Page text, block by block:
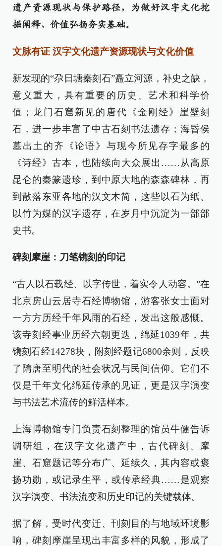
遗产资源现状与保护路径，为做好汉字文化挖
掘阐释、价值弘扬夯实基础。
文脉有证 汉字文化遗产资源现状与文化价值
新发现的“尕日塘秦刻石”矗立河源，补史之缺，
意义重大，具有重要的历史、艺术和科学价
值；龙门石窟新见的唐代《金刚经》崖壁刻
石，进一步丰富了中古石刻书法遗存；海昏侯
墓出土的齐《论语》与现今所见存字最多的
《诗经》古本，也陆续向大众展出……从高原
昆仑的秦篆遗珍，到中原大地的森森碑林，再
到散落东亚各地的汉文木简，这些以石为纸、
以竹为媒的汉字遗存，在岁月中沉淀为一部部
史书。
碑刻摩崖：刀笔镌刻的印记
“古人以石载经、以字传世，着实令人动容。”在
北京房山云居寺石经博物馆，游客张女士面对
一方方历经千年风雨的石经，发出这般感慨。
该寺刻经事业历经六朝更迭，绵延1039年，共
镌刻石经14278块，附刻经题记6800余则，反映
了隋唐至明代的社会状况与民间信仰。它们不
仅是千年文化绵延传承的见证，更是汉字演变
与书法艺术流传的鲜活样本。
上海博物馆专门负责石刻整理的馆员牛健告诉
调研组，在汉字文化遗产中，古代碑刻、摩
崖、石窟题记等分布广、延续久，其内容或褒
扬功勋，或记录生平，或传承经典……是观察
汉字演变、书法流变和历史印记的关键载体。
据了解，受时代变迁、刊刻目的与地域环境影
响，碑刻摩崖呈现出丰富多样的风貌，形成了